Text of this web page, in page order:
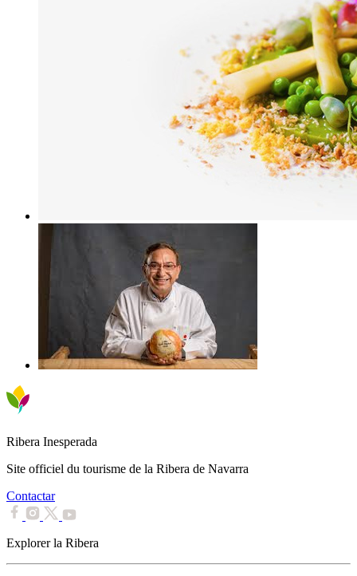
Ribera Inesperada
Site officiel du tourisme de la Ribera de Navarra
Contactar
Explorer la Ribera